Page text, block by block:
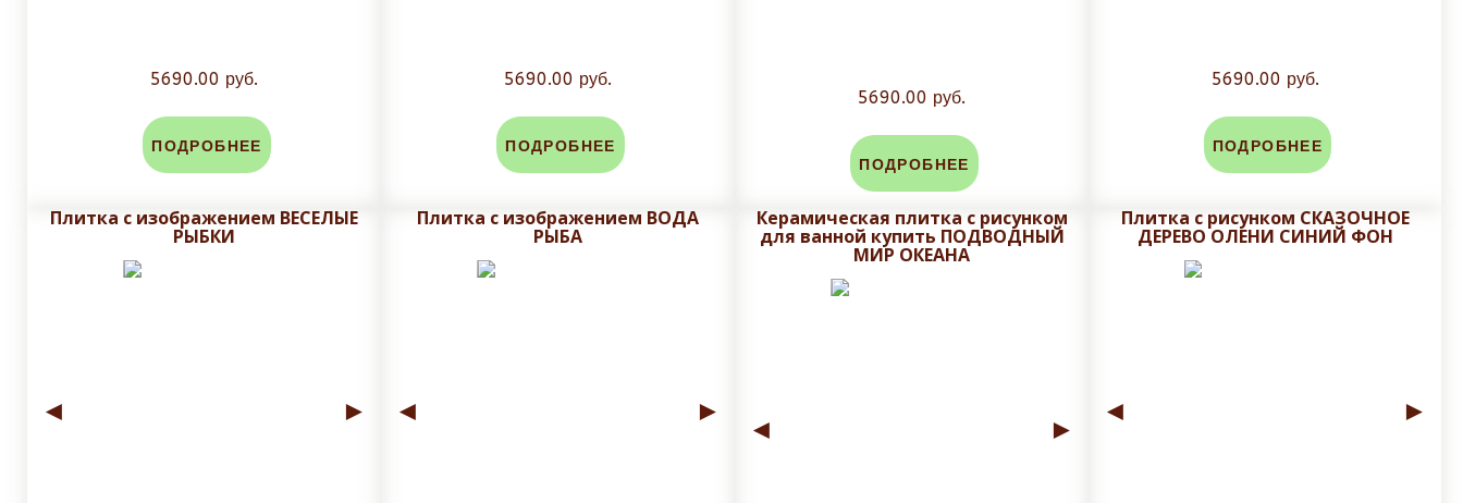
5690.00 руб.
ПОДРОБНЕЕ
5690.00 руб.
ПОДРОБНЕЕ
5690.00 руб.
ПОДРОБНЕЕ
5690.00 руб.
ПОДРОБНЕЕ
Плитка с изображением ВЕСЕЛЫЕ
РЫБКИ
◄ ►
Плитка с изображением ВОДА
РЫБА
◄ ►
Керамическая плитка с рисунком
для ванной купить ПОДВОДНЫЙ
МИР ОКЕАНА
◄ ►
Плитка с рисунком СКАЗОЧНОЕ
ДЕРЕВО ОЛЕНИ СИНИЙ ФОН
◄ ►